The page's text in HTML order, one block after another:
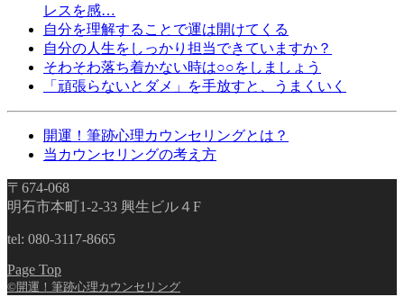
レスを感…
自分を理解することで運は開けてくる
自分の人生をしっかり担当できていますか？
そわそわ落ち着かない時は○○をしましょう
「頑張らないとダメ」を手放すと、うまくいく
開運！筆跡心理カウンセリングとは？
当カウンセリングの考え方
〒674-068
明石市本町1-2-33 興生ビル４F
tel: 080-3117-8665
Page Top
©開運！筆跡心理カウンセリング